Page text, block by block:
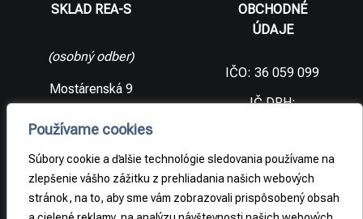
Používame cookies
Súbory cookie a ďalšie technológie sledovania používame na
zlepšenie vášho zážitku z prehliadania našich webových
stránok, na to, aby sme vám zobrazovali prispôsobený obsah
SKLAD REA-S
(osobný odber)
Mostárenská 9
republika
OBCHODNÉ
ÚDAJE
IČO: 36 059 099
IČ DPH:
2021733065
PRÁVNE